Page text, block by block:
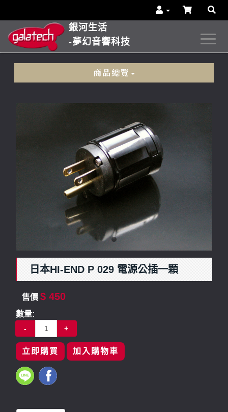
銀河生活
-夢幻音響科技
商品總覽
日本HI-END P 029 電源公插一顆
售價 $ 450
數量:
- +
立即購買 加入購物車